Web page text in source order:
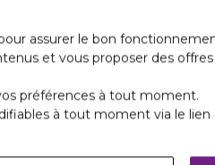
assurer le bon
et vous proposer des
préférences à tout moment.
à tout moment via le lien